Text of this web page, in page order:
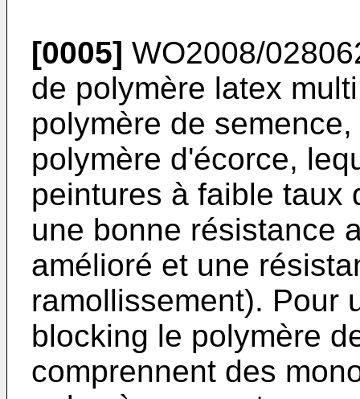
[0005] WO2008/
de polymère latex
polymère de
polymère d'écorce,
peintures à faible taux
une bonne résistance
amélioré et une
ramollissement). Pour
blocking le polymère
comprennent des